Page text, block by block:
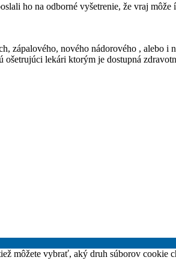
ho na odborné vyšetrenie, že vraj
nového nádorového , alebo i
lekári ktorým je dostupná
môžete vybrať, aký druh súborov cookie